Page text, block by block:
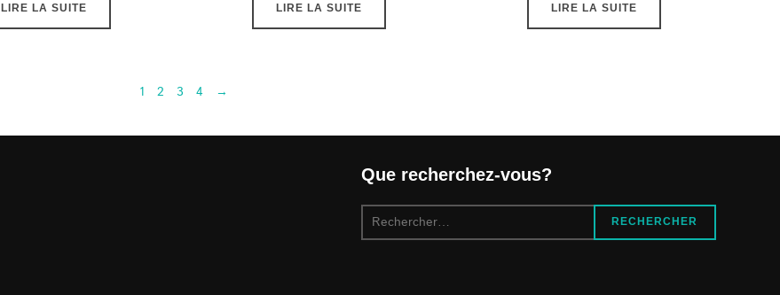
LIRE LA SUITE LIRE LA SUITE LIRE LA SUITE
1 2 3 4 →
Que recherchez-vous?
Recherche
pour :
RECHERCHER